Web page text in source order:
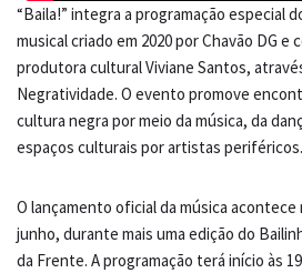
“Baila!” integra a programação especial
musical criado em 2020 por Chavão DG e
produtora cultural Viviane Santos,
Negratividade. O evento promove
cultura negra por meio da música, da
espaços culturais por artistas periféricos.
O lançamento oficial da música acontece
junho, durante mais uma edição do
da Frente. A programação terá início às